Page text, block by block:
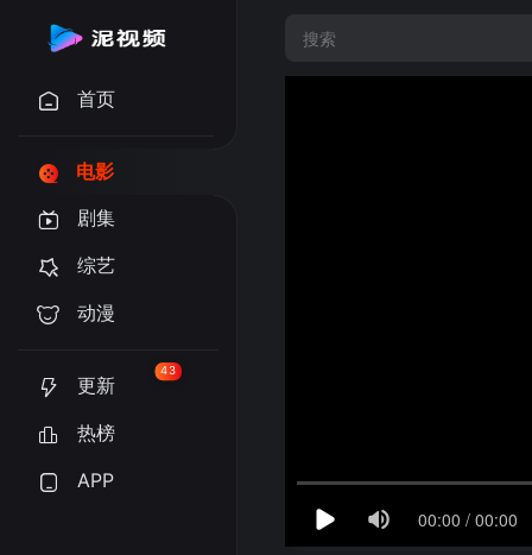
首页
电影
剧集
综艺
动漫
更新
43
热榜
APP